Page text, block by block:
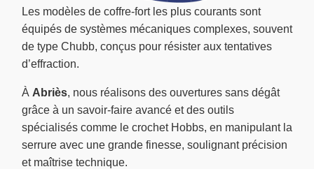
Les modèles de coffre-fort les plus courants sont
équipés de systèmes mécaniques complexes, souvent
de type Chubb, conçus pour résister aux tentatives
d’effraction.
À Abriès, nous réalisons des ouvertures sans dégât
grâce à un savoir-faire avancé et des outils
spécialisés comme le crochet Hobbs, en manipulant la
serrure avec une grande finesse, soulignant précision
et maîtrise technique.